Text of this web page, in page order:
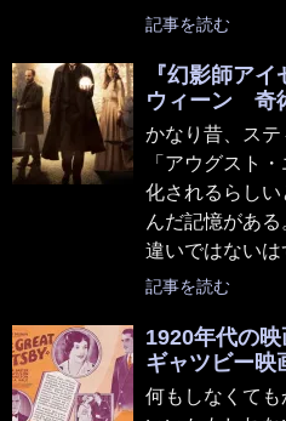
記事を読む
『幻影師ア
ウィーン 奇
かなり昔、ス
「アウグスト
化されるらし
んだ記憶があ
違いではないは
記事を読む
1920年代の
ギャツビー映
何もしなくて